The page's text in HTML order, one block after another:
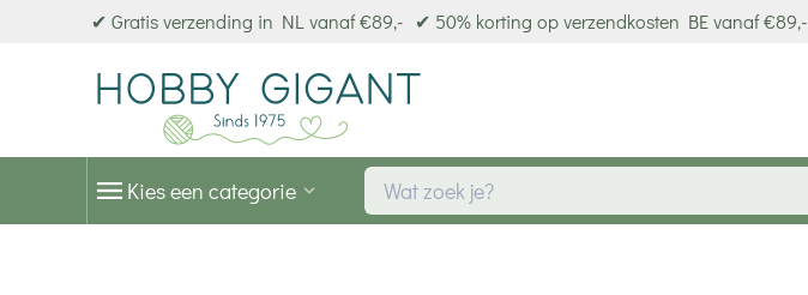
✔ Gratis verzending in NL vanaf €89,- ✔ 50% korting op verzendkosten BE vanaf €89,-
Kies een categorie